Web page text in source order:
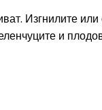
Изгнилите
и